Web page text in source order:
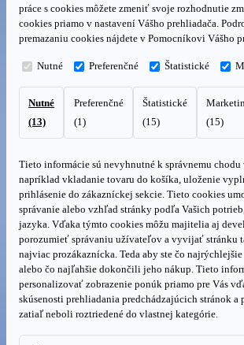
práce s cookies môžete zmeniť svoje rozhodnutie
cookies priamo v nastavení Vášho prehliadača.
premazaniu cookies nájdete v Pomocníkovi Vášho
Nutné Preferenčné Štatistické
Nutné
(13)
Preferenčné
(1)
Štatistické
(15)
(15)
Tieto informácie sú nevyhnutné k správnemu chodu
napríklad vkladanie tovaru do košíka, uloženie
prihlásenie do zákazníckej sekcie. Tieto cookies
správanie alebo vzhľad stránky podľa Vašich
jazyka. Vďaka týmto cookies môžu majitelia aj
porozumieť správaniu užívateľov a vyvijať stránku
najviac prozákaznícka. Teda aby ste čo
alebo čo najľahšie dokončili jeho nákup. Tieto
personalizovať zobrazenie ponúk priamo pre Vás
skúsenosti prehliadania predchádzajúcich stránok a
zatiaľ neboli roztriedené do vlastnej kategórie.